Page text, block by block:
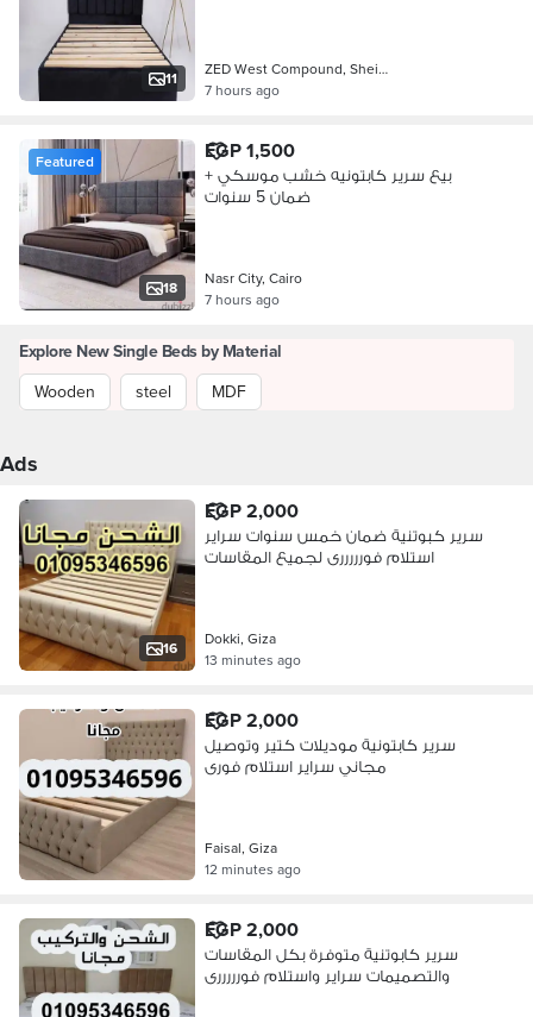
11
ZED West Compound, Sheikh Zayed
7 hours ago
18
Featured EGP 1,500
بيع سرير كابتونيه خشب موسكي +
ضمان 5 سنوات
Nasr City, Cairo
7 hours ago
Explore New Single Beds by Material
Wooden
steel MDF
Ads
16
EGP 2,000
سرير كبوتنية ضمان خمس سنوات سراير
استلام فورررررى لجميع المقاسات
Dokki, Giza
13 minutes ago
EGP 2,000
سرير كابتونية موديلات كتير وتوصيل
مجاني سراير استلام فورى
Faisal, Giza
12 minutes ago
EGP 2,000
سرير كابوتنية متوفرة بكل المقاسات
والتصميمات سراير واستلام فورررررى